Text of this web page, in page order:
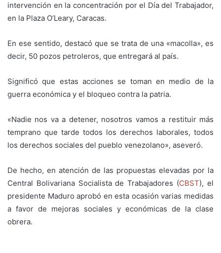
intervención en la concentración por el Día del Trabajador,
en la Plaza O’Leary, Caracas.
En ese sentido, destacó que se trata de una «macolla», es
decir, 50 pozos petroleros, que entregará al país.
Significó que estas acciones se toman en medio de la
guerra económica y el bloqueo contra la patria.
«Nadie nos va a detener, nosotros vamos a restituir más
temprano que tarde todos los derechos laborales, todos
los derechos sociales del pueblo venezolano», aseveró.
De hecho, en atención de las propuestas elevadas por la
Central Bolivariana Socialista de Trabajadores (CBST), el
presidente Maduro aprobó en esta ocasión varias medidas
a favor de mejoras sociales y económicas de la clase
obrera.